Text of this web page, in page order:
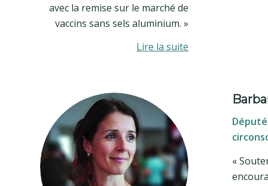
avec la remise sur le marché de
vaccins sans sels aluminium. »
Lire la suite
«